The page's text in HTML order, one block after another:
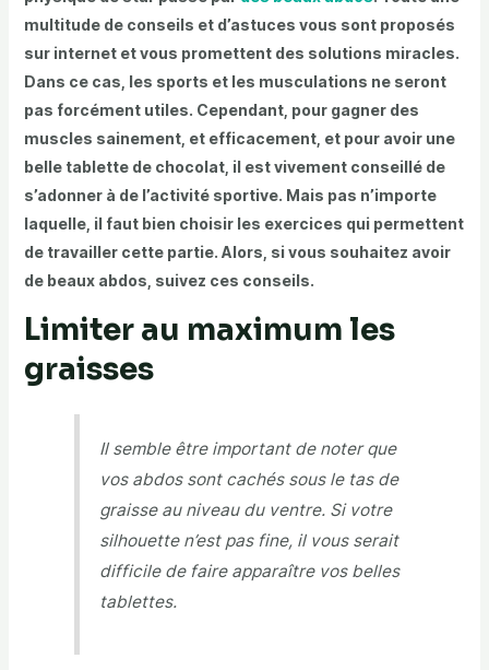
multitude de conseils et d’astuces vous sont proposés
sur internet et vous promettent des solutions miracles.
Dans ce cas, les sports et les musculations ne seront
pas forcément utiles. Cependant, pour gagner des
muscles sainement, et efficacement, et pour avoir une
belle tablette de chocolat, il est vivement conseillé de
s’adonner à de l’activité sportive. Mais pas n’importe
laquelle, il faut bien choisir les exercices qui permettent
de travailler cette partie. Alors, si vous souhaitez avoir
de beaux abdos, suivez ces conseils.
Limiter au maximum les
graisses
Il semble être important de noter que
vos abdos sont cachés sous le tas de
graisse au niveau du ventre. Si votre
silhouette n’est pas fine, il vous serait
difficile de faire apparaître vos belles
tablettes.